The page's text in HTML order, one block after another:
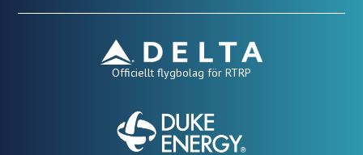
Officiellt flygbolag för RTRP